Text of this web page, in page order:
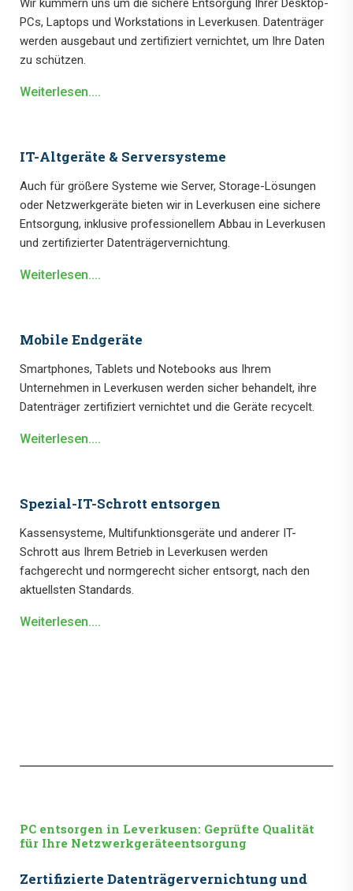
Wir kümmern uns um die sichere Entsorgung Ihrer Desktop-
PCs, Laptops und Workstations in Leverkusen. Datenträger
werden ausgebaut und zertifiziert vernichtet, um Ihre Daten
zu schützen.
Weiterlesen....
IT-Altgeräte & Serversysteme
Auch für größere Systeme wie Server, Storage-Lösungen
oder Netzwerkgeräte bieten wir in Leverkusen eine sichere
Entsorgung, inklusive professionellem Abbau in Leverkusen
und zertifizierter Datenträgervernichtung.
Weiterlesen....
Mobile Endgeräte
Smartphones, Tablets und Notebooks aus Ihrem
Unternehmen in Leverkusen werden sicher behandelt, ihre
Datenträger zertifiziert vernichtet und die Geräte recycelt.
Weiterlesen....
Spezial-IT-Schrott entsorgen
Kassensysteme, Multifunktionsgeräte und anderer IT-
Schrott aus Ihrem Betrieb in Leverkusen werden
fachgerecht und normgerecht sicher entsorgt, nach den
aktuellsten Standards.
Weiterlesen....
PC entsorgen in Leverkusen: Geprüfte Qualität
für Ihre Netzwerkgeräteentsorgung
Zertifizierte Datenträgervernichtung und